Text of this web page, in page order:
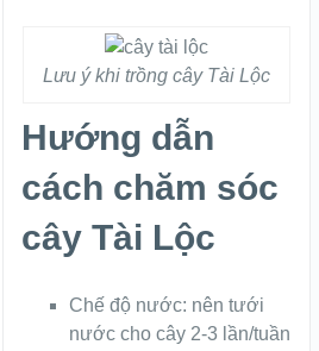
Lưu ý khi trồng cây Tài Lộc
Hướng dẫn
cách chăm sóc
cây Tài Lộc
Chế độ nước: nên tưới
nước cho cây 2-3 lần/tuần